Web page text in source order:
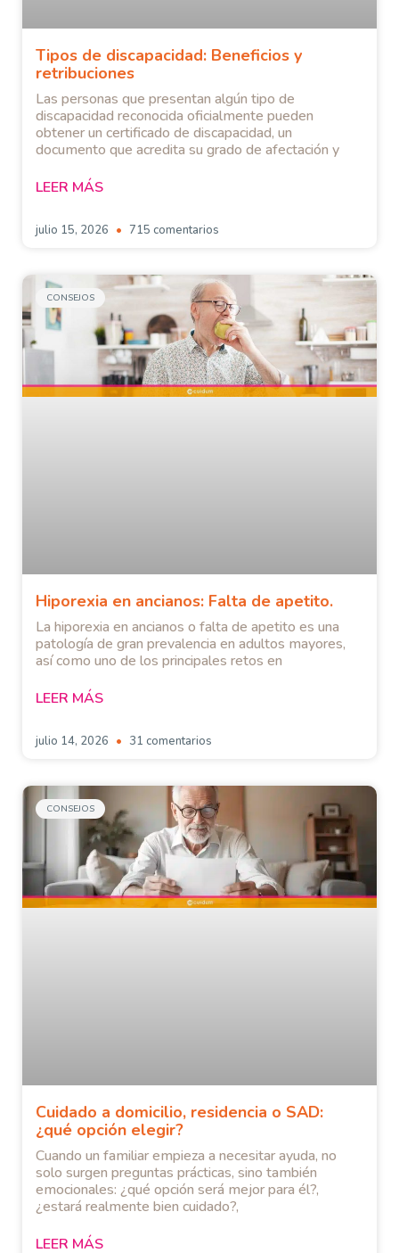
Tipos de discapacidad: Beneficios y
retribuciones
Las personas que presentan algún tipo de
discapacidad reconocida oficialmente pueden
obtener un certificado de discapacidad, un
documento que acredita su grado de afectación y
LEER MÁS
julio 15, 2026 715 comentarios
CONSEJOS
Hiporexia en ancianos: Falta de apetito.
La hiporexia en ancianos o falta de apetito es una
patología de gran prevalencia en adultos mayores,
así como uno de los principales retos en
LEER MÁS
julio 14, 2026 31 comentarios
CONSEJOS
Cuidado a domicilio, residencia o SAD:
¿qué opción elegir?
Cuando un familiar empieza a necesitar ayuda, no
solo surgen preguntas prácticas, sino también
emocionales: ¿qué opción será mejor para él?,
¿estará realmente bien cuidado?,
LEER MÁS